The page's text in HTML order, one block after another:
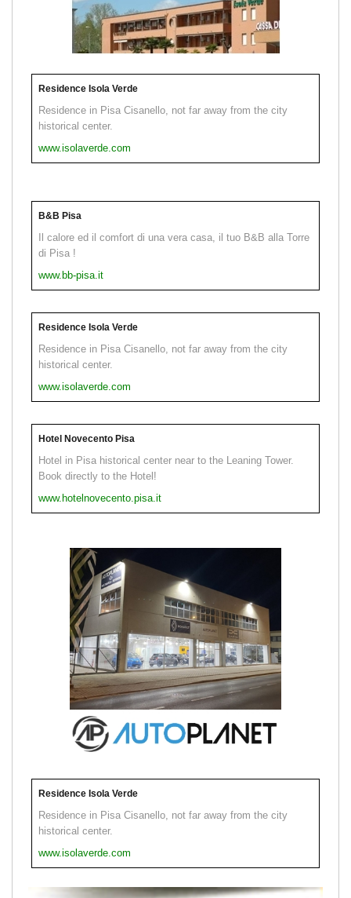
Residence Isola Verde
Residence in Pisa Cisanello, not far away from the city
historical center.
www.isolaverde.com
B&B Pisa
Il calore ed il comfort di una vera casa, il tuo B&B alla Torre
di Pisa !
www.bb-pisa.it
Residence Isola Verde
Residence in Pisa Cisanello, not far away from the city
historical center.
www.isolaverde.com
Hotel Novecento Pisa
Hotel in Pisa historical center near to the Leaning Tower.
Book directly to the Hotel!
www.hotelnovecento.pisa.it
Residence Isola Verde
Residence in Pisa Cisanello, not far away from the city
historical center.
www.isolaverde.com